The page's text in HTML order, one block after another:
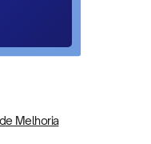
Melhoria